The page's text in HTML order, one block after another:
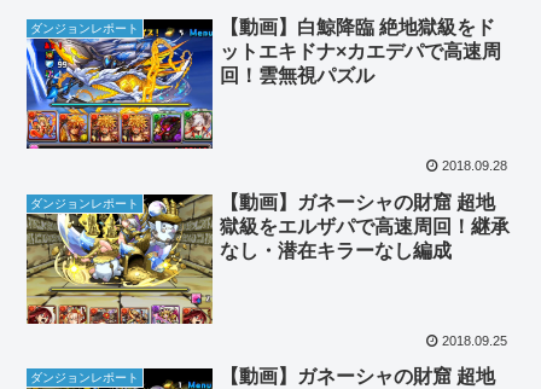
ダンジョンレポート
【動画】白鯨降臨 絶地獄級をド
ットエキドナ×カエデパで高速周
回！雲無視パズル
2018.09.28
ダンジョンレポート
【動画】ガネーシャの財窟 超地
獄級をエルザパで高速周回！継承
なし・潜在キラーなし編成
2018.09.25
ダンジョンレポート
【動画】ガネーシャの財窟 超地